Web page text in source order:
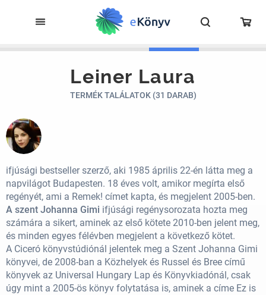
Leiner Laura
TERMÉK TALÁLATOK (31 DARAB)
ifjúsági bestseller szerző, aki 1985 április 22-én látta meg a
napvilágot Budapesten. 18 éves volt, amikor megírta első
regényét, ami a Remek! címet kapta, és megjelent 2005-ben.
A szent Johanna Gimi ifjúsági regénysorozata hozta meg
számára a sikert, aminek az első kötete 2010-ben jelent meg,
és minden egyes félévben megjelent a következő kötet.
A Ciceró könyvstúdiónál jelentek meg a Szent Johanna Gimi
könyvei, de 2008-ban a Közhelyek és Russel és Bree című
könyvek az Universal Hungary Lap és Könyvkiadónál, csak
úgy mint a 2005-ös könyv folytatása is, aminek a címe Ez is